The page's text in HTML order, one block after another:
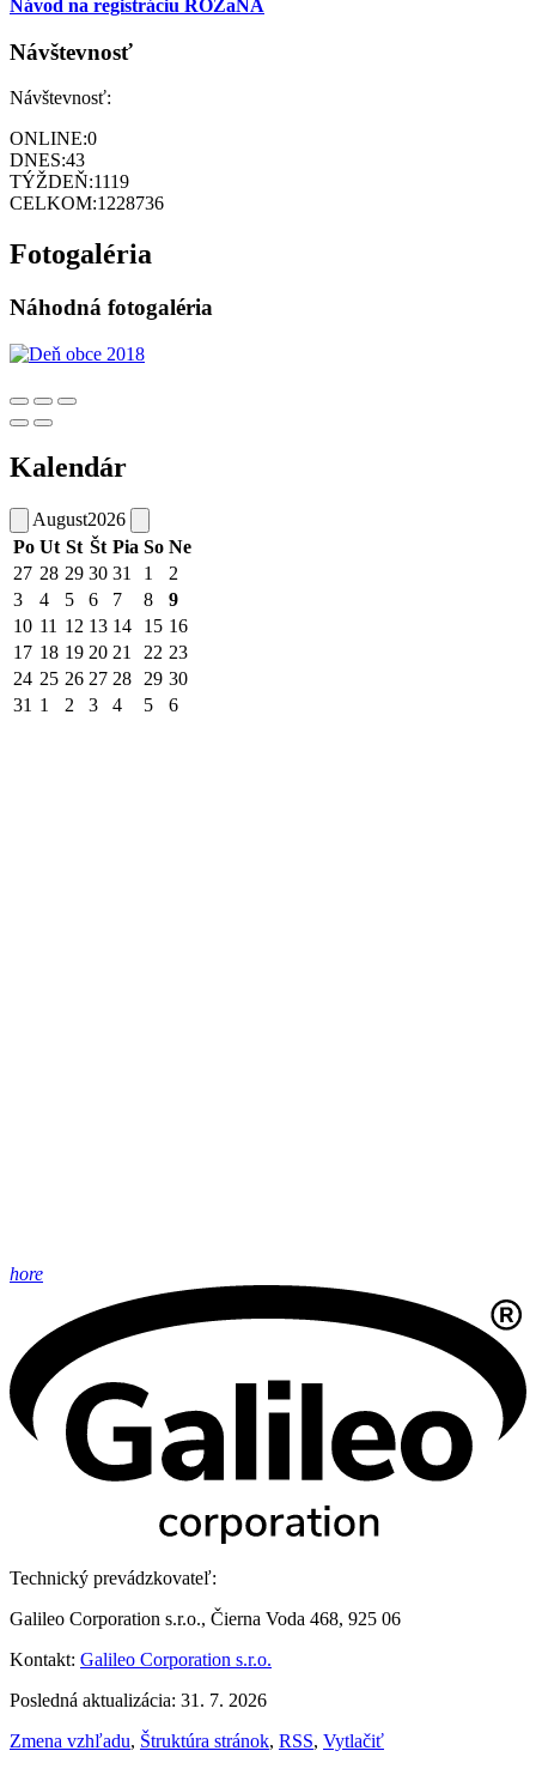
Návod na registráciu ROZaNA
Návštevnosť
Návštevnosť:
ONLINE:0
DNES:43
TÝŽDEŇ:1119
CELKOM:1228736
Fotogaléria
Náhodná fotogaléria
Kalendár
August2026
Po Ut St Št Pia So Ne
27 28 29 30 31 1
2
3
4 5 6 7 8
9
10 11 12 13 14 15 16
17 18 19 20 21 22 23
24 25 26 27 28 29 30
31 1 2 3 4 5 6
hore
Technický prevádzkovateľ:
Galileo Corporation s.r.o., Čierna Voda 468, 925 06
Kontakt: Galileo Corporation s.r.o.
Posledná aktualizácia: 31. 7. 2026
Zmena vzhľadu, Štruktúra stránok, RSS, Vytlačiť